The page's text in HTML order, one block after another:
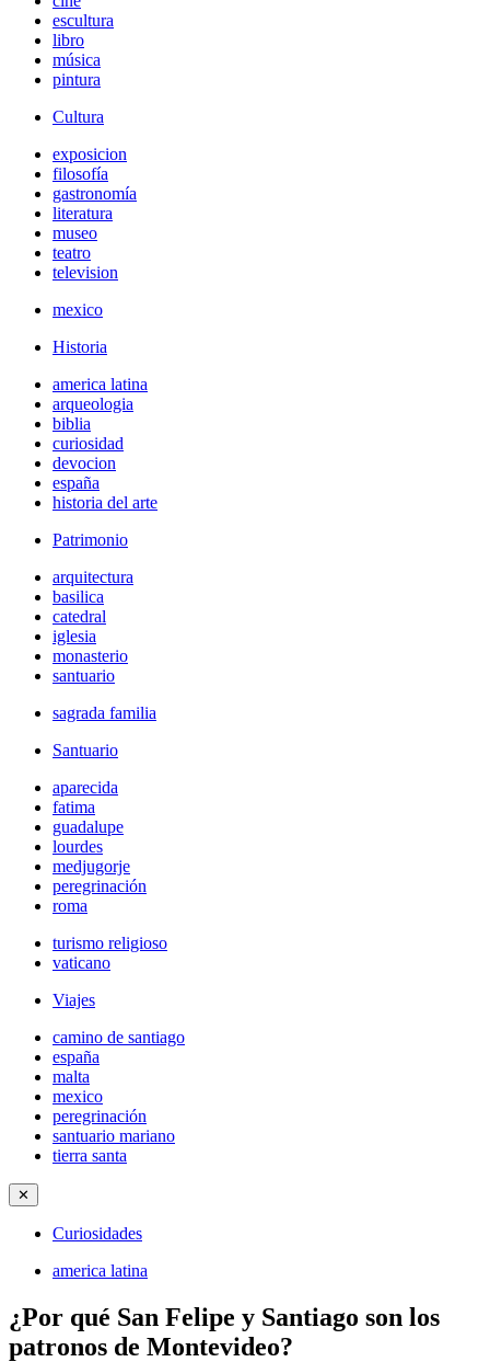
escultura
libro
música
pintura
Cultura
exposicion
filosofía
gastronomía
literatura
museo
teatro
television
mexico
Historia
america latina
arqueologia
biblia
curiosidad
devocion
españa
historia del arte
Patrimonio
arquitectura
basilica
catedral
iglesia
monasterio
santuario
sagrada familia
Santuario
aparecida
fatima
guadalupe
lourdes
medjugorje
peregrinación
roma
turismo religioso
vaticano
Viajes
camino de santiago
españa
malta
mexico
peregrinación
santuario mariano
tierra santa
✕
Curiosidades
america latina
¿Por qué San Felipe y Santiago son los
patronos de Montevideo?